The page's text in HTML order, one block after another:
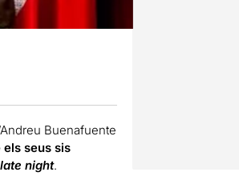
Buenafuente
seus sis
late night.